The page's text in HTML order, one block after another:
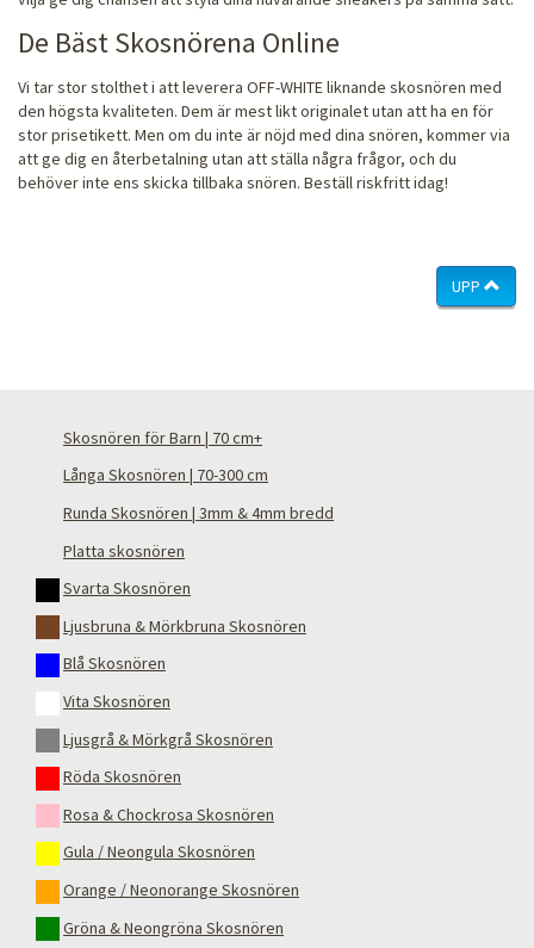
De Bäst Skosnörena Online
Vi tar stor stolthet i att leverera OFF-WHITE liknande skosnören med
den högsta kvaliteten. Dem är mest likt originalet utan att ha en för
stor prisetikett. Men om du inte är nöjd med dina snören, kommer via
att ge dig en återbetalning utan att ställa några frågor, och du
behöver inte ens skicka tillbaka snören. Beställ riskfritt idag!
UPP
Skosnören för Barn | 70 cm+
Långa Skosnören | 70-300 cm
Runda Skosnören | 3mm & 4mm bredd
Platta skosnören
Svarta Skosnören
Ljusbruna & Mörkbruna Skosnören
Blå Skosnören
Vita Skosnören
Ljusgrå & Mörkgrå Skosnören
Röda Skosnören
Rosa & Chockrosa Skosnören
Gula / Neongula Skosnören
Orange / Neonorange Skosnören
Gröna & Neongröna Skosnören